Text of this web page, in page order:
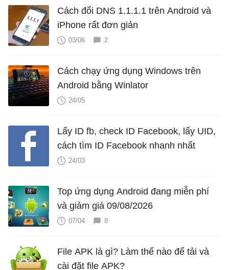
Cách đổi DNS 1.1.1.1 trên Android và
iPhone rất đơn giản
03/06 2
Cách chạy ứng dụng Windows trên
Android bằng Winlator
24/05
Lấy ID fb, check ID Facebook, lấy UID,
cách tìm ID Facebook nhanh nhất
24/03
Top ứng dụng Android đang miễn phí
và giảm giá 09/08/2026
07/04 8
File APK là gì? Làm thế nào để tải và
cài đặt file APK?